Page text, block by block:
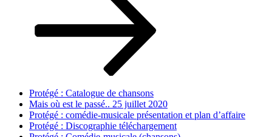
Protégé : Catalogue de chansons
Mais où est le passé.. 25 juillet 2020
Protégé : comédie-musicale présentation et plan d’affaire
Protégé : Discographie téléchargement